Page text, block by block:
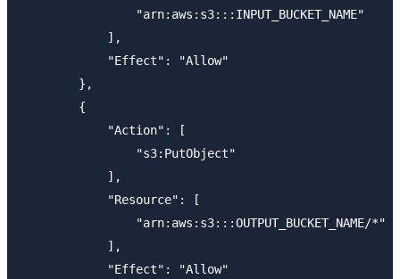
                "arn:aws:s3:::INPUT_BUCKET_NAME"
            ],
            "Effect": "Allow"
        },
        {
            "Action": [
                "s3:PutObject"
            ],
            "Resource": [
                "arn:aws:s3:::OUTPUT_BUCKET_NAME/*"
            ],
            "Effect": "Allow"